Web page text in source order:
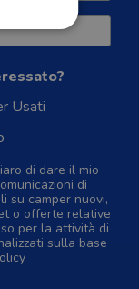
Usati
di dare il mio
di
su camper nuovi,
o offerte relative
per la attività di
sulla base